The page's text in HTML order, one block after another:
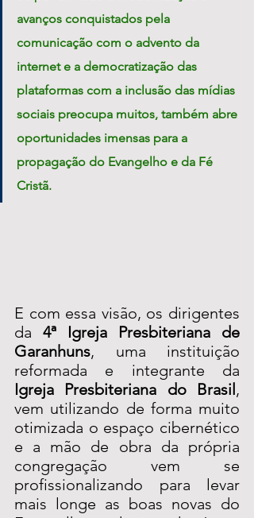
avanços conquistados pela
comunicação com o advento da
internet e a democratização das
plataformas com a inclusão das mídias
sociais preocupa muitos, também abre
oportunidades imensas para a
propagação do Evangelho e da Fé
Cristã.
E com essa visão, os dirigentes
da 4ª Igreja Presbiteriana de
Garanhuns, uma instituição
Igreja Presbiteriana do Brasil,
vem utilizando de forma muito
otimizada o espaço cibernético
e a mão de obra da própria
congregação vem se
profissionalizando para levar
mais longe as boas novas do